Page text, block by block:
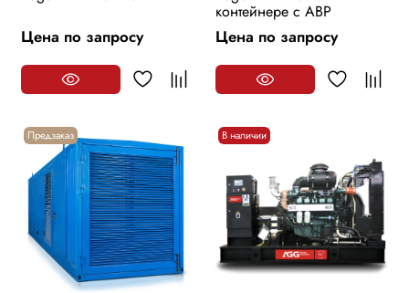
Цена по запросу
контейнере с АВР
Цена по запросу
Предзаказ В наличии